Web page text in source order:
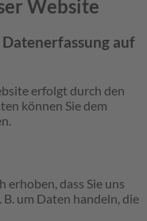
Website
auf
erfolgt durch den
können Sie dem
erhoben, dass Sie uns
um Daten handeln, die